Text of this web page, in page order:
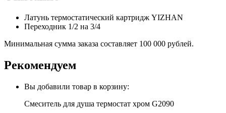
Латунь термостатический картридж YIZHAN
Переходник 1/2 на 3/4
Минимальная сумма заказа составляет 100 000 рублей.
Рекомендуем
Вы добавили товар в корзину:
Смеситель для душа термостат хром G2090